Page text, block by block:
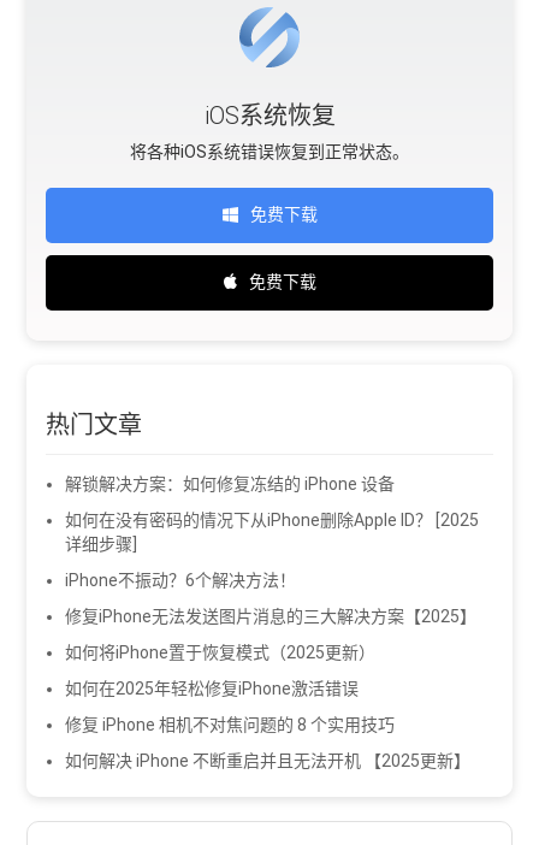
iOS系统恢复
将各种iOS系统错误恢复到正常状态。
免费下载
免费下载
热门文章
解锁解决方案：如何修复冻结的 iPhone 设备
如何在没有密码的情况下从iPhone删除Apple ID？ [2025
详细步骤]
iPhone不振动？6个解决方法！
修复iPhone无法发送图片消息的三大解决方案【2025】
如何将iPhone置于恢复模式（2025更新）
如何在2025年轻松修复iPhone激活错误
修复 iPhone 相机不对焦问题的 8 个实用技巧
如何解决 iPhone 不断重启并且无法开机 【2025更新】